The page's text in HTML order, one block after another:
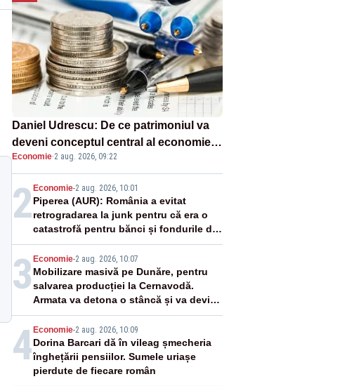
Daniel Udrescu: De ce patrimoniul va
deveni conceptul central al economiei
viitoare?
Economie·2 aug. 2026, 09:22
2Economie-2 aug. 2026, 10:01
Piperea (AUR): România a evitat
retrogradarea la junk pentru că era o
catastrofă pentru bănci și fondurile de
pensii
3 Economie-2 aug. 2026, 10:07
Mobilizare masivă pe Dunăre, pentru
salvarea producției la Cernavodă.
Armata va detona o stâncă și va devia
apa fluviului - IMAGINI AERIENE
4Economie-2 aug. 2026, 10:09
Dorina Barcari dă în vileag șmecheria
înghețării pensiilor. Sumele uriașe
pierdute de fiecare român